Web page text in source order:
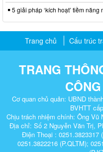
5 giải pháp ‘kích hoạt’ tiềm
Trang chủ Cấu trúc
TRANG
Cơ quan chủ quản: UBND
BVHTT
Chịu trách nhiệm chính: Ông Vũ
Địa chỉ: Số 2 Nguyễn Văn Trị,
Điện Thoại : 0251.3823317
0251.3822216 (P.QLTM);